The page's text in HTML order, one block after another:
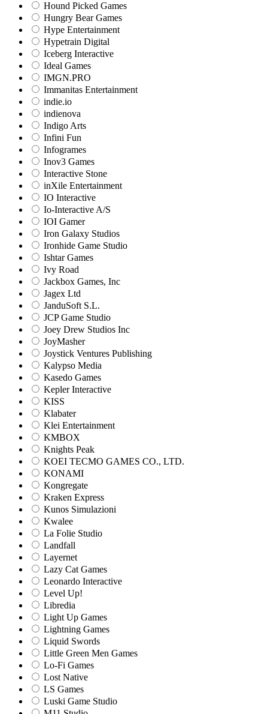
Hound Picked Games
Hungry Bear Games
Hype Entertainment
Hypetrain Digital
Iceberg Interactive
Ideal Games
IMGN.PRO
Immanitas Entertainment
indie.io
indienova
Indigo Arts
Infini Fun
Infogrames
Inov3 Games
Interactive Stone
inXile Entertainment
IO Interactive
Io-Interactive A/S
IOI Gamer
Iron Galaxy Studios
Ironhide Game Studio
Ishtar Games
Ivy Road
Jackbox Games, Inc
Jagex Ltd
JanduSoft S.L.
JCP Game Studio
Joey Drew Studios Inc
JoyMasher
Joystick Ventures Publishing
Kalypso Media
Kasedo Games
Kepler Interactive
KISS
Klabater
Klei Entertainment
KMBOX
Knights Peak
KOEI TECMO GAMES CO., LTD.
KONAMI
Kongregate
Kraken Express
Kunos Simulazioni
Kwalee
La Folie Studio
Landfall
Layernet
Lazy Cat Games
Leonardo Interactive
Level Up!
Libredia
Light Up Games
Lightning Games
Liquid Swords
Little Green Men Games
Lo-Fi Games
Lost Native
LS Games
Luski Game Studio